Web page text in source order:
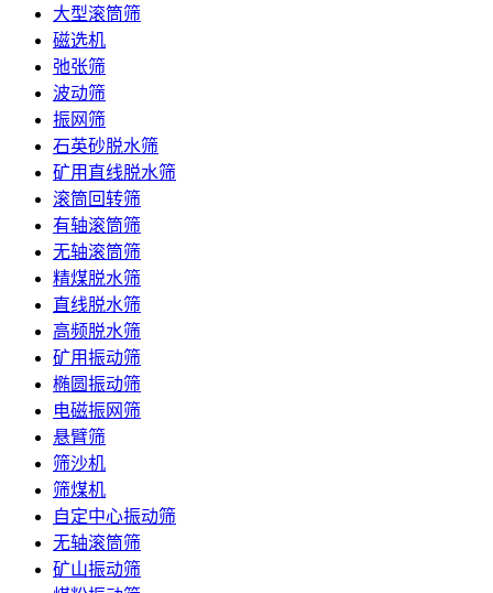
大型滚筒筛
磁选机
弛张筛
波动筛
振网筛
石英砂脱水筛
矿用直线脱水筛
滚筒回转筛
有轴滚筒筛
无轴滚筒筛
精煤脱水筛
直线脱水筛
高频脱水筛
矿用振动筛
椭圆振动筛
电磁振网筛
悬臂筛
筛沙机
筛煤机
自定中心振动筛
无轴滚筒筛
矿山振动筛